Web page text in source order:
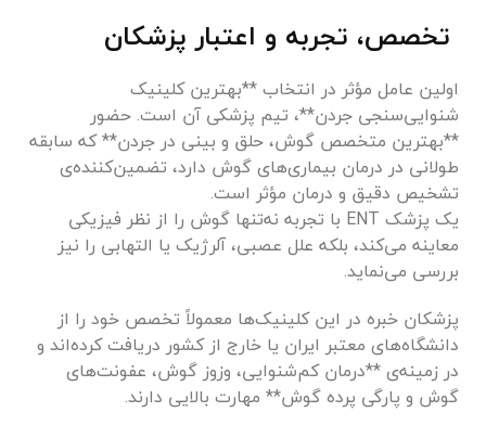
تخصص، تجربه و اعتبار پزشکان
اولین عامل مؤثر در انتخاب **بهترین کلینیک
شنوایی‌سنجی جردن**، تیم پزشکی آن است. حضور
**بهترین متخصص گوش، حلق و بینی در جردن** که سابقه
طولانی در درمان بیماری‌های گوش دارد، تضمین‌کننده‌ی
تشخیص دقیق و درمان مؤثر است.
یک پزشک ENT با تجربه نه‌تنها گوش را از نظر فیزیکی
معاینه می‌کند، بلکه علل عصبی، آلرژیک یا التهابی را نیز
بررسی می‌نماید.
پزشکان خبره در این کلینیک‌ها معمولاً تخصص خود را از
دانشگاه‌های معتبر ایران یا خارج از کشور دریافت کرده‌اند و
در زمینه‌ی **درمان کم‌شنوایی، وزوز گوش، عفونت‌های
گوش و پارگی پرده گوش** مهارت بالایی دارند.